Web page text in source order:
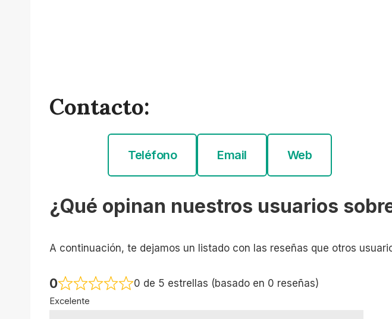
Contacto:
Teléfono Email Web
¿Qué opinan nuestros usuarios
A continuación, te dejamos un listado con las reseñas que otros
0 0 de 5 estrellas (basado en 0 reseñas)
Excelente